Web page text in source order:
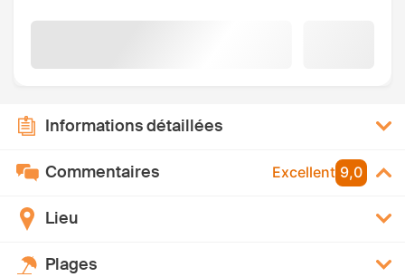
Informations détaillées
Commentaires Excellent 9,0
Lieu
Plages